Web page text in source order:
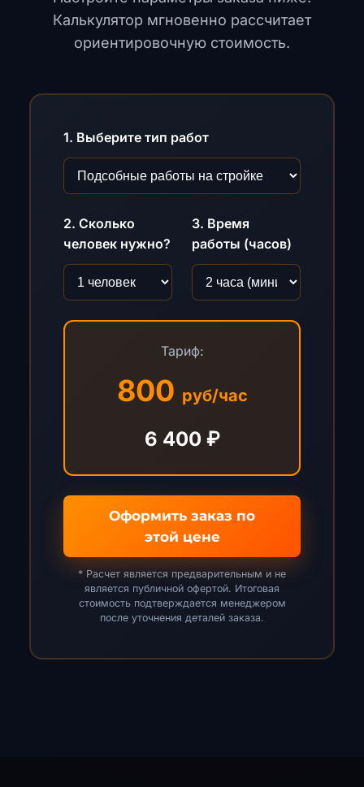
Калькулятор мгновенно рассчитает
ориентировочную стоимость.
1. Выберите тип работ
2. Сколько
человек нужно?
3. Время
работы (часов)
Тариф:
800 руб/час
6 400 ₽
Оформить заказ по
этой цене
* Расчет является предварительным и не
является публичной офертой. Итоговая
стоимость подтверждается менеджером
после уточнения деталей заказа.